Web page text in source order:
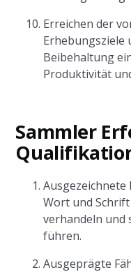
Erreichen der
Erhebungsziele
Beibehaltung
Produktivität
Sammler
Wort und
verhandeln und
führen.
Ausgeprägte